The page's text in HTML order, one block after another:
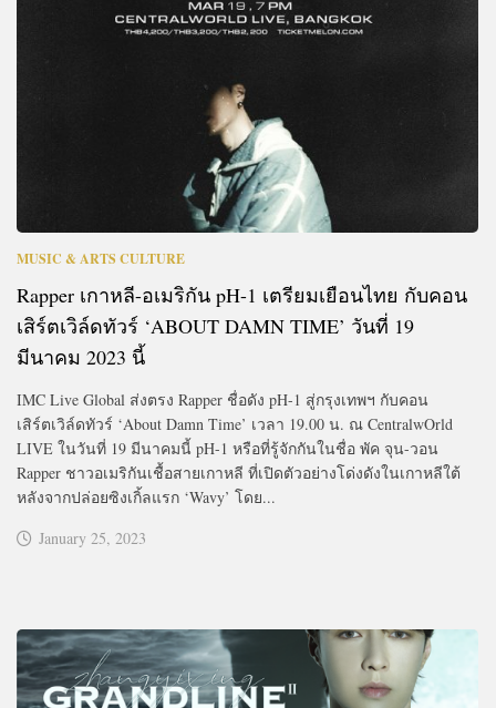
MUSIC & ARTS CULTURE
Rapper เกาหลี-อเมริกัน pH-1 เตรียมเยือนไทย กับคอน
เสิร์ตเวิล์ดทัวร์ ‘ABOUT DAMN TIME’ วันที่ 19
มีนาคม 2023 นี้
IMC Live Global ส่งตรง Rapper ชื่อดัง pH-1 สู่กรุงเทพฯ กับคอน
เสิร์ตเวิล์ดทัวร์ ‘About Damn Time’ เวลา 19.00 น. ณ CentralwOrld
LIVE ในวันที่ 19 มีนาคมนี้ pH-1 หรือที่รู้จักกันในชื่อ พัค จุน-วอน
Rapper ชาวอเมริกันเชื้อสายเกาหลี ที่เปิดตัวอย่างโด่งดังในเกาหลีใต้
หลังจากปล่อยซิงเกิ้ลแรก ‘Wavy’ โดย...
January 25, 2023